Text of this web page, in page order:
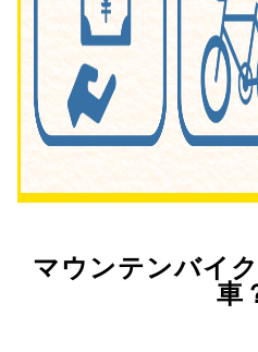
マウンテンバイ
車